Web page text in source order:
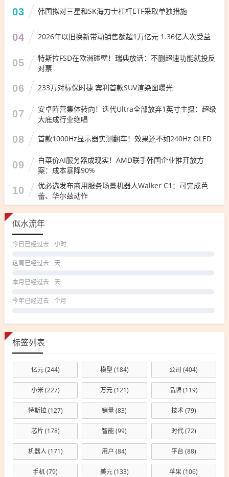
03 韩国拟对三星和SK海力士杠杆ETF采取单独措施
04 2026年以旧换新带动销售额超1万亿元 1.36亿人次受益
05
特斯拉FSD在欧洲碰壁！瑞典放话：不删超速功能就投反
对票
06 233万对标保时捷 宾利首款SUV渲染图曝光
07
安卓阵营集体转向！迭代Ultra全部放弃1英寸主摄：超级
大底成行业绝唱
08 首款1000Hz显示器实测翻车！效果还不如240Hz OLED
09
白菜价AI服务器成现实！AMD联手韩国企业推开放方
案：成本暴降90%
10
优必选发布商用服务场景机器人Walker C1：可完成芭
蕾、华尔兹动作
似水流年
今日已经过去 小时
这周已经过去 天
本月已经过去 天
今年已经过去 个月
标签列表
亿元(244) 模型 (184) 公司 (404)
小米(227) 万元(121) 品牌(119)
特斯拉(127) 销量(83) 技术(79)
芯片 (178) 智能(99) 时代(72)
机器人(171) 用户 (84) 平台 (88)
手机(79) 美元(133) 苹果(106)